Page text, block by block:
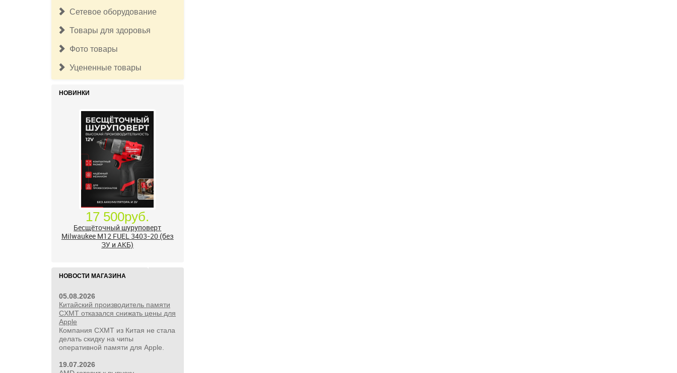
Сетевое оборудование
Товары для здоровья
Фото товары
Уцененные товары
НОВИНКИ
17 500руб.
Бесщёточный шуруповерт
Milwaukee M12 FUEL 3403-20 (без
ЗУ и АКБ)
НОВОСТИ МАГАЗИНА
05.08.2026
Китайский производитель памяти
CXMT отказался снижать цены для
Apple
Компания CXMT из Китая не стала
делать скидку на чипы
оперативной памяти для Apple.
19.07.2026